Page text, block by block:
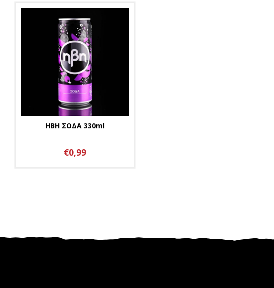
ΗΒΗ ΣΟΔΑ 330ml
€0,99